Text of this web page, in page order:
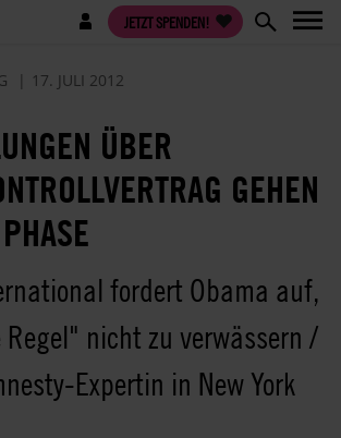
JETZT SPENDEN!
17. JULI 2012
ÜBER
GEHEN
fordert Obama auf,
Regel" nicht zu verwässern /
Expertin in New York